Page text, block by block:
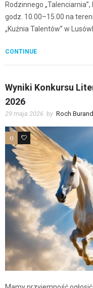
Rodzinnego
godz. 10.00–15.00 na
„Kuźnia Talentów” w
CONTINUE
Wyniki Konkursu
2026
29 maja 2026 by Roch
0 1